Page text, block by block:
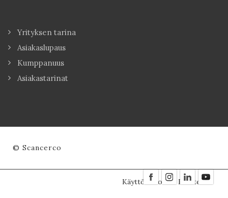
Yrityksen tarina
Asiakaslupaus
Kumppanuus
Asiakastarinat
© Scancerco
Käyttöehdot Evästeet